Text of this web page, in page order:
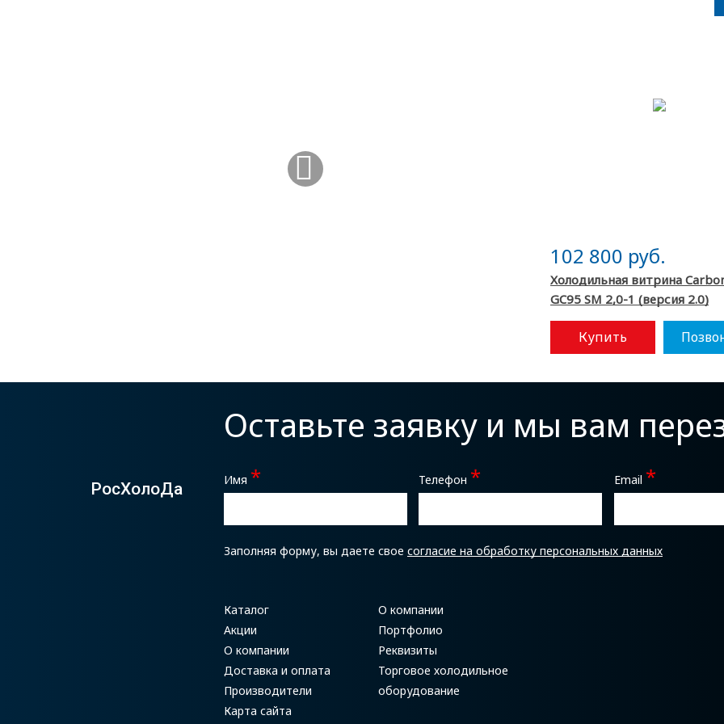
102 800 руб.
Холодильная витрина
GC95 SM 2,0-1 (версия 2.0)
Купить
РосХолоДа
Оставьте заявку и мы вам
Имя * Телефон * Email *
Заполняя форму, вы даете свое согласие на обработку персональных данных
Каталог
Акции
О компании
Доставка и оплата
Производители
Карта сайта
О компании
Портфолио
Реквизиты
Торговое холодильное
оборудование